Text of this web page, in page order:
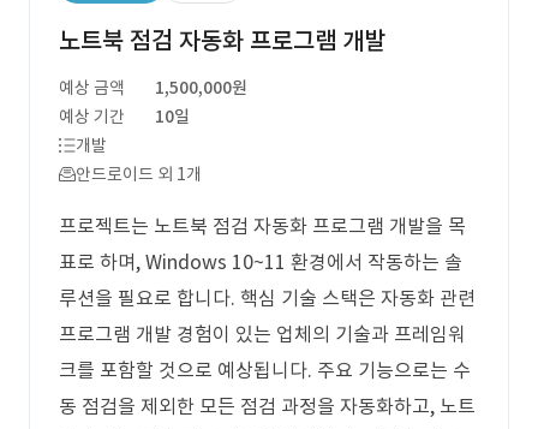
노트북 점검 자동화 프로그램 개발
예상 금액
1,500,000원
예상 기간
10일
개발
안드로이드 외 1개
프로젝트는 노트북 점검 자동화 프로그램 개발을 목
표로 하며, Windows 10~11 환경에서 작동하는 솔
루션을 필요로 합니다. 핵심 기술 스택은 자동화 관련
프로그램 개발 경험이 있는 업체의 기술과 프레임워
크를 포함할 것으로 예상됩니다. 주요 기능으로는 수
동 점검을 제외한 모든 점검 과정을 자동화하고, 노트